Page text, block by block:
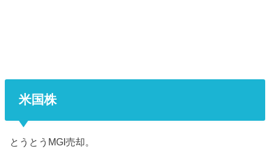
米国株
とうとうMGI売却。